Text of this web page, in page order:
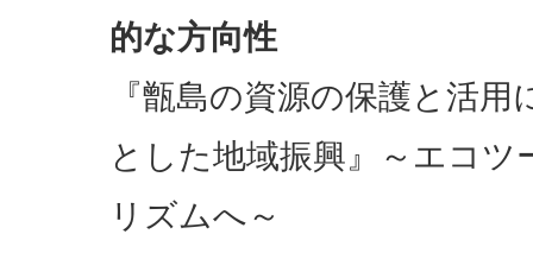
的な方向性
『甑島の資源の保護と活
とした地域振興』～エコ
リズムへ～